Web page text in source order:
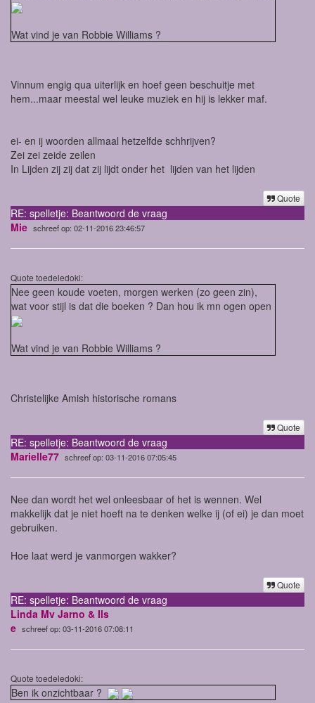
Wat vind je van Robbie Williams ?
Vinnum engig qua uiterlijk en hoef geen beschuitje met
hem...maar meestal wel leuke muziek en hij is lekker maf.
ei- en ij woorden allmaal hetzelfde schhrijven?
Zei zei zeide zeilen
In Lijden zij zij dat zij lijdt onder het lijden van het lijden
Quote
RE: spelletje: Beantwoord de vraag
Mie schreef op: 02-11-2016 23:46:57
Quote toedeledoki:
Nee geen koude voeten, morgen werken (zo geen zin),
wat voor stijl is dat die boeken ? Dan hou ik mn ogen open
Wat vind je van Robbie Williams ?
Christelijke Amish historische romans
Quote
RE: spelletje: Beantwoord de vraag
Marielle77 schreef op: 03-11-2016 07:05:45
Nee dan wordt het wel onleesbaar of het is wennen. Wel
makkelijk dat je niet hoeft na te denken welke ij (of ei) je dan moet
gebruiken.
Hoe laat werd je vanmorgen wakker?
Quote
RE: spelletje: Beantwoord de vraag
Linda Mv Jarno & Ils
e schreef op: 03-11-2016 07:08:11
Quote toedeledoki:
Ben ik onzichtbaar ?